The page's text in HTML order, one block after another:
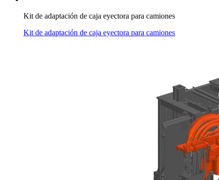
Kit de adaptación de caja eyectora para camiones
Kit de adaptación de caja eyectora para camiones